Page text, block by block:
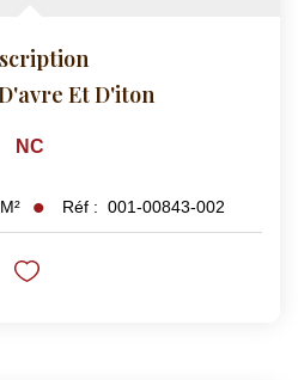
Et D'iton
NC
M² Réf : 001-00843-002